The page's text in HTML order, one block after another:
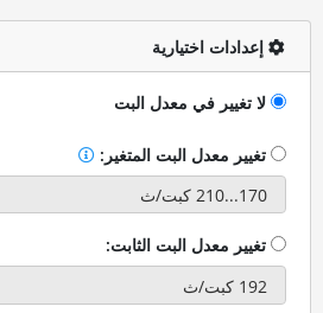
إعدادات اختيارية
لا تغيير في معدل البت
تغيير معدل البت المتغير:
تغيير معدل البت الثابت: